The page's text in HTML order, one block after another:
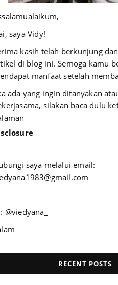
saya Vidy!
kasih telah berkunjung
di blog ini. Semoga kamu
manfaat setelah
ada yang ingin ditanyakan
silakan baca dulu
saya melalui email:
@viedyana_
RECENT POSTS